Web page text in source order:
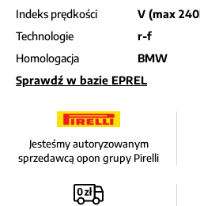
Indeks prędkości
V (max
Technologie
r-f
Homologacja
BMW
Sprawdź w bazie EPREL
Jesteśmy autoryzowanym
sprzedawcą opon grupy Pirelli